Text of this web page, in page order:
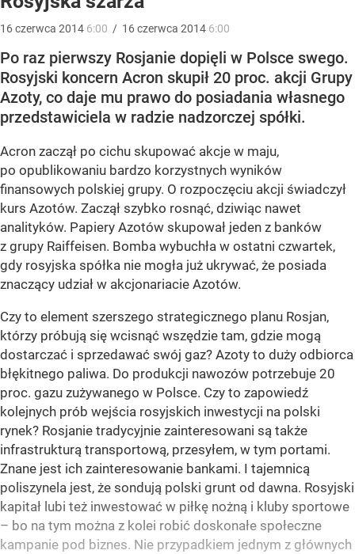
16czerwca 2014 6:00 / 16czerwca 2014 6:00
Po raz pierwszy Rosjanie dopięli w Polsce swego.
Rosyjski koncern Acron skupił 20 proc. akcji Grupy
Azoty, co daje mu prawo do posiadania własnego
przedstawiciela w radzie nadzorczej spółki.
Acron zaczął po cichu skupować akcje w maju,
po opublikowaniu bardzo korzystnych wyników
finansowych polskiej grupy. O rozpoczęciu akcji świadczył
kurs Azotów. Zaczął szybko rosnąć, dziwiąc nawet
analityków. Papiery Azotów skupował jeden z banków
z grupy Raiffeisen. Bomba wybuchła w ostatni czwartek,
gdy rosyjska spółka nie mogła już ukrywać, że posiada
znaczący udział w akcjonariacie Azotów.
Czy to element szerszego strategicznego planu Rosjan,
którzy próbują się wcisnąć wszędzie tam, gdzie mogą
dostarczać i sprzedawać swój gaz? Azoty to duży odbiorca
błękitnego paliwa. Do produkcji nawozów potrzebuje 20
proc. gazu zużywanego w Polsce. Czy to zapowiedź
kolejnych prób wejścia rosyjskich inwestycji na polski
rynek? Rosjanie tradycyjnie zainteresowani są także
infrastrukturą transportową, przesyłem, w tym portami.
Znane jest ich zainteresowanie bankami. I tajemnicą
poliszynela jest, że sondują polski grunt od dawna. Rosyjski
kapitał lubi też inwestować w piłkę nożną i kluby sportowe
– bo na tym można z kolei robić doskonałe społeczne
kampanie pod biznes. Nie przypadkiem jednym z głównych